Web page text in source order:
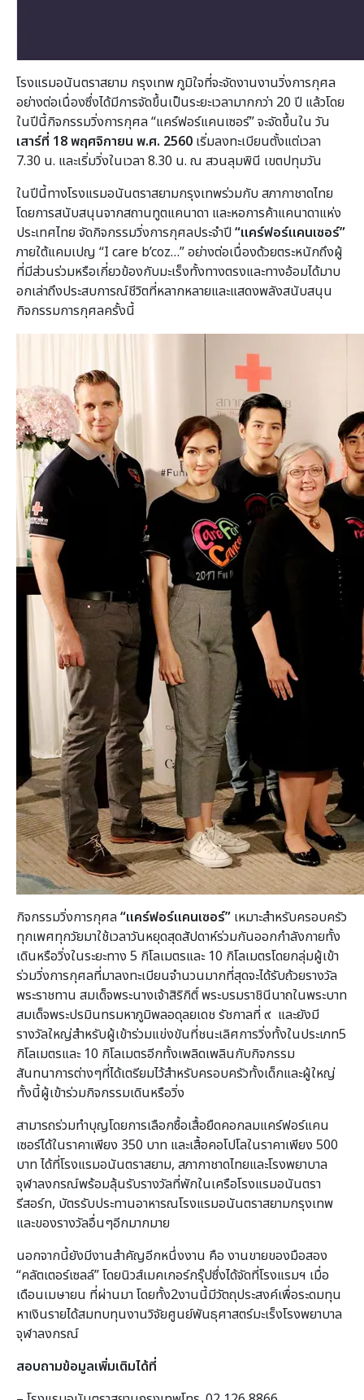
โรงแรมอนันตราสยาม กรุงเทพ ภูมิใจที่จะจัดงานงานวิ่งการกุศล
อย่างต่อเนื่องซึ่งได้มีการจัดขึ้นเป็นระยะเวลามากกว่า 20 ปี แล้วโดย
ในปีนี้กิจกรรมวิ่งการกุศล “แคร์ฟอร์แคนเซอร์” จะจัดขึ้นใน วัน
เสาร์ที่ 18 พฤศจิกายน พ.ศ. 2560 เริ่มลงทะเบียนตั้งแต่เวลา
7.30 น. และเริ่มวิ่งในเวลา 8.30 น. ณ สวนลุมพินี เขตปทุมวัน
ในปีนี้ทางโรงแรมอนันตราสยามกรุงเทพร่วมกับ สภากาชาดไทย
โดยการสนับสนุนจากสถานทูตแคนาดา และหอการค้าแคนาดาแห่ง
ประเทศไทย จัดกิจกรรมวิ่งการกุศลประจำปี“แคร์ฟอร์แคนเซอร์”
ภายใต้แคมเปญ “I care b’coz…” อย่างต่อเนื่องด้วยตระหนักถึงผู้
ที่มีส่วนร่วมหรือเกี่ยวข้องกับมะเร็งทั้งทางตรงและทางอ้อมได้มาบ
อกเล่าถึงประสบการณ์ชีวิตที่หลากหลายและแสดงพลังสนับสนุน
กิจกรรมการกุศลครั้งนี้
กิจกรรมวิ่งการกุศล“แคร์ฟอร์แคนเซอร์” เหมาะสำหรับครอบครัว
ทุกเพศทุกวัยมาใช้เวลาวันหยุดสุดสัปดาห์ร่วมกันออกกำลังกายทั้ง
เดินหรือวิ่งในระยะทาง 5 กิโลเมตรและ 10 กิโลเมตรโดยกลุ่มผู้เข้า
ร่วมวิ่งการกุศลที่มาลงทะเบียนจำนวนมากที่สุดจะได้รับถ้วยรางวัล
พระราชทาน สมเด็จพระนางเจ้าสิริกิติ์ พระบรมราชินีนาถในพระบาท
สมเด็จพระปรมินทรมหาภูมิพลอดุลยเดช รัชกาลที่ ๙ และยังมี
รางวัลใหญ่สำหรับผู้เข้าร่วมแข่งขันที่ชนะเลิศการวิ่งทั้งในประเภท5
กิโลเมตรและ 10 กิโลเมตรอีกทั้งเพลิดเพลินกับกิจกรรม
สันทนาการต่างๆที่ได้เตรียมไว้สำหรับครอบครัวทั้งเด็กและผู้ใหญ่
ทั้งนี้ผู้เข้าร่วมกิจกรรมเดินหรือวิ่ง
สามารถร่วมทำบุญโดยการเลือกซื้อเสื้อยืดคอกลมแคร์ฟอร์แคน
เซอร์ได้ในราคาเพียง 350 บาท และเสื้อคอโปโลในราคาเพียง 500
บาท ได้ที่โรงแรมอนันตราสยาม, สภากาชาดไทยและโรงพยาบาล
จุฬาลงกรณ์พร้อมลุ้นรับรางวัลที่พักในเครือโรงแรมอนันตรา
รีสอร์ท, บัตรรับประทานอาหารณโรงแรมอนันตราสยามกรุงเทพ
และของรางวัลอื่นๆอีกมากมาย
นอกจากนี้ยังมีงานสำคัญอีกหนึ่งงาน คือ งานขายของมือสอง
“คลัตเตอร์เซลล์” โดยนิวส์เมคเกอร์กรุ๊ปซึ่งได้จัดที่โรงแรมฯ เมื่อ
เดือนเมษายน ที่ผ่านมา โดยทั้ง2งานนี้มีวัตถุประสงค์เพื่อระดมทุน
หาเงินรายได้สมทบทุนงานวิจัยศูนย์พันธุศาสตร์มะเร็งโรงพยาบาล
จุฬาลงกรณ์
สอบถามข้อมูลเพิ่มเติมได้ที่